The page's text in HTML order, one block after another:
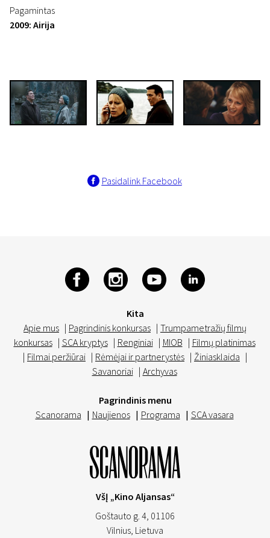
Pagamintas
2009: Airija
Pasidalink Facebook
Kita
Apie mus | Pagrindinis konkursas | Trumpametražių filmų
konkursas | SCA kryptys | Renginiai | MIOB | Filmų platinimas
| Filmai peržiūrai | Rėmėjai ir partnerystės | Žiniasklaida |
Savanoriai | Archyvas
Pagrindinis menu
Scanorama | Naujienos | Programa | SCA vasara
VšĮ „Kino Aljansas“
Goštauto g. 4, 01106
Vilnius, Lietuva